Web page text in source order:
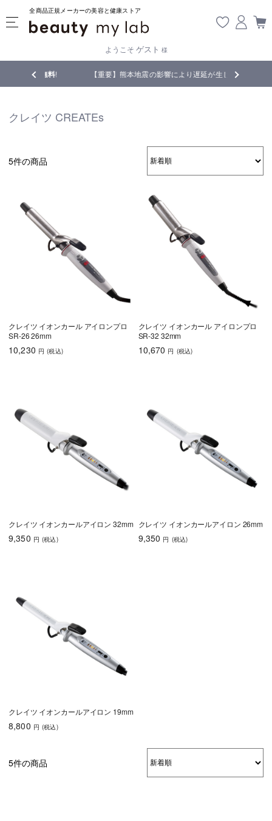
全商品正規メーカーの美容と健康ストア
ようこそ ゲスト 様
【重要】熊本地震の影響により遅延が生じております
クレイツ CREATEs
5件の商品
クレイツ イオンカール アイロンプロ
SR-26 26mm
10,230 円 (税込)
クレイツ イオンカール アイロンプロ
SR-32 32mm
10,670 円 (税込)
クレイツ イオンカールアイロン 32mm
9,350 円 (税込)
クレイツ イオンカールアイロン 26mm
9,350 円 (税込)
クレイツ イオンカールアイロン 19mm
8,800 円 (税込)
5件の商品